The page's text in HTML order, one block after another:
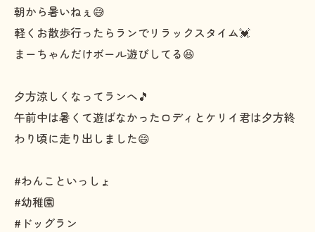
朝から暑いねぇ😅
軽くお散歩行ったらランでリラックスタイム💓
まーちゃんだけボール遊びしてる😆
夕方涼しくなってランへ🎵
午前中は暑くて遊ばなかったロディとケリイ君は夕方終
わり頃に走り出しました😄
#わんこといっしょ
#幼稚園
#ドッグラン